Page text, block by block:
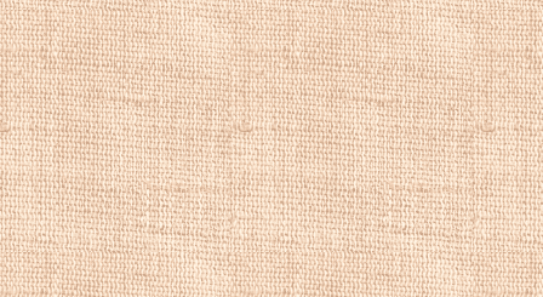
жизни
им исполнено 86
которых многие
художника и в
эстампов.
Картины
репродукции